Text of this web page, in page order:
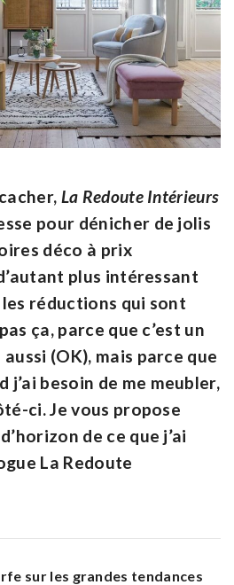
La Redoute Intérieurs
pour dénicher de jolis
déco à prix
plus intéressant
réductions qui sont
ça, parce que c’est un
(OK), mais parce que
j’ai besoin de me meubler,
ci. Je vous propose
de ce que j’ai
La Redoute
sur les grandes tendances